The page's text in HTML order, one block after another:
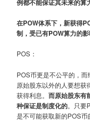
例都不能保证其未来的算
在POW体系下，新获得
制，受已有POW算力的影
POS：
POS币更是不公平的，而
原始股东以外的人要想
获得利息。而原始股东有
种保证是制度化的。只要
是不可能获取新的POS币